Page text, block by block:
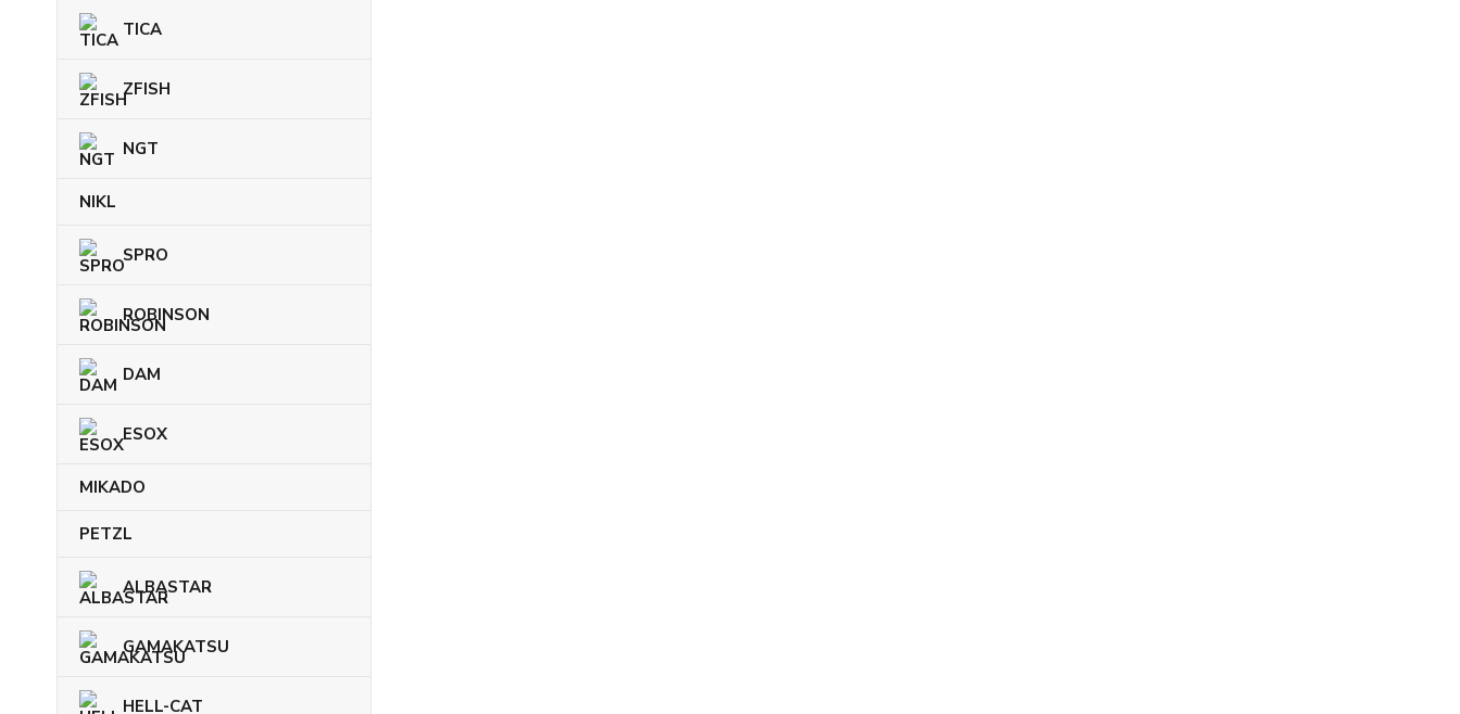
TICA
ZFISH
NGT
NIKL
SPRO
ROBINSON
DAM
ESOX
MIKADO
PETZL
ALBASTAR
GAMAKATSU
HELL-CAT